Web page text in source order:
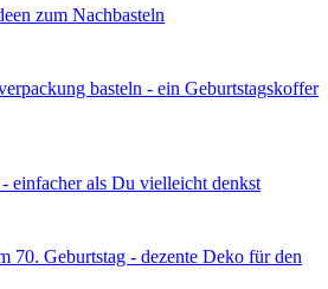
zum Nachbasteln
basteln - ein Geburtstagskoffer
einfacher als Du vielleicht denkst
70. Geburtstag - dezente Deko für den